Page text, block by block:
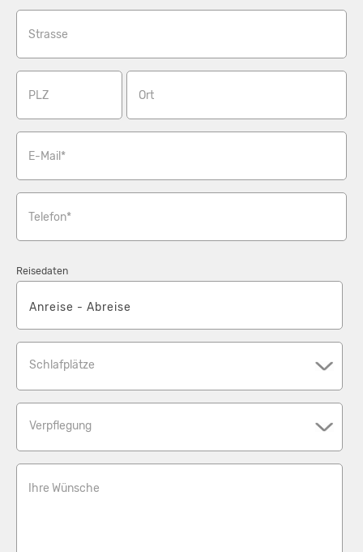
Strasse
PLZ Ort
E-Mail*
Telefon*
Reisedaten
Schlafplätze
Verpflegung
Ihre Wünsche